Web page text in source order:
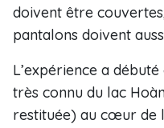
doivent être
pantalons doivent
L’expérience a
très connu du lac
restituée) au cœur de